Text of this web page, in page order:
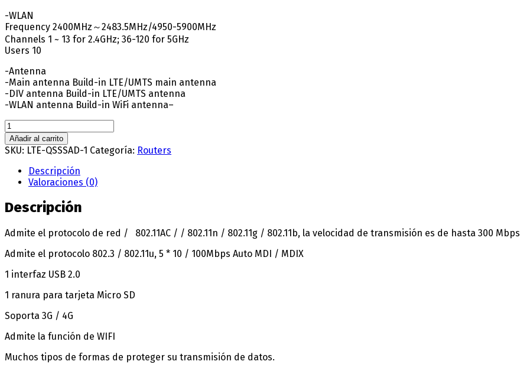
-WLAN
Frequency 2400MHz～2483.5MHz/4950-5900MHz
Channels 1 ~ 13 for 2.4GHz; 36-120 for 5GHz
Users 10
-Antenna
-Main antenna Build-in LTE/UMTS main antenna
-DIV antenna Build-in LTE/UMTS antenna
-WLAN antenna Build-in WiFi antenna–
ROUTER
4G
LTE-
QSSSNA
cantidad
Añadir al carrito
SKU: LTE-QSSSAD-1 Categoría: Routers
Descripción
Valoraciones (0)
Descripción
Admite el protocolo de red / 802.11AC / / 802.11n / 802.11g / 802.11b, la velocidad de transmisión es de hasta 300 Mbps
Admite el protocolo 802.3 / 802.11u, 5 * 10 / 100Mbps Auto MDI / MDIX
1 interfaz USB 2.0
1 ranura para tarjeta Micro SD
Soporta 3G / 4G
Admite la función de WIFI
Muchos tipos de formas de proteger su transmisión de datos.